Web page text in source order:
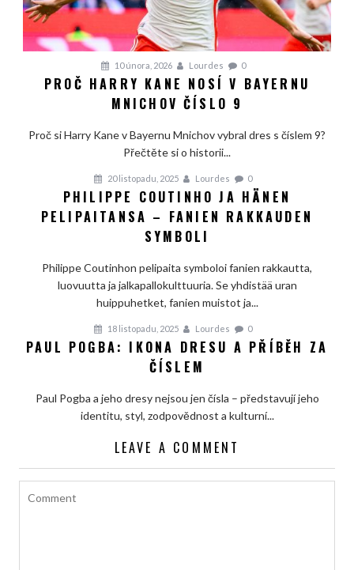
10 února, 2026 Lourdes 0
PROČ HARRY KANE NOSÍ V BAYERNU
MNICHOV ČÍSLO 9
Proč si Harry Kane v Bayernu Mnichov vybral dres s číslem 9?
Přečtěte si o historii...
20 listopadu, 2025 Lourdes 0
PHILIPPE COUTINHO JA HÄNEN
PELIPAITANSA – FANIEN RAKKAUDEN
SYMBOLI
Philippe Coutinhon pelipaita symboloi fanien rakkautta,
luovuutta ja jalkapallokulttuuria. Se yhdistää uran
huippuhetket, fanien muistot ja...
18 listopadu, 2025 Lourdes 0
PAUL POGBA: IKONA DRESU A PŘÍBĚH ZA
ČÍSLEM
Paul Pogba a jeho dresy nejsou jen čísla – představují jeho
identitu, styl, zodpovědnost a kulturní...
LEAVE A COMMENT